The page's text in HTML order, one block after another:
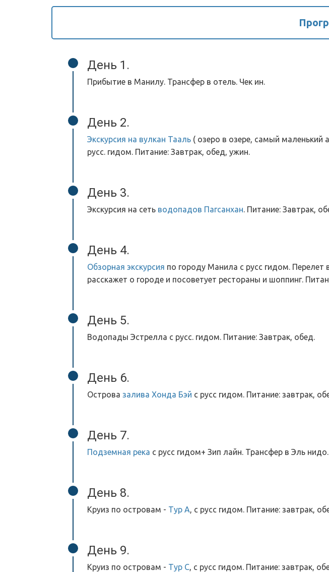
День 1.
Прибытие в Манилу. Трансфер в отель. Чек ин.
День 2.
Экскурсия на вулкан Тааль ( озеро в озере, самый маленький
русс. гидом. Питание: Завтрак, обед, ужин.
День 3.
Экскурсия на сеть водопадов Пагсанхан. Питание: Завтрак,
День 4.
Обзорная экскурсия по городу Манила с русс гидом. Перелет
расскажет о городе и посоветует рестораны и шоппинг.
День 5.
Водопады Эстрелла с русс. гидом. Питание: Завтрак, обед.
День 6.
Острова залива Хонда Бэй с русс гидом. Питание: завтрак,
День 7.
Подземная река с русс гидом+ Зип лайн. Трансфер в Эль
День 8.
Круиз по островам - Тур А, с русс гидом. Питание: завтрак,
День 9.
Круиз по островам - Тур С, с русс гидом. Питание: завтрак,